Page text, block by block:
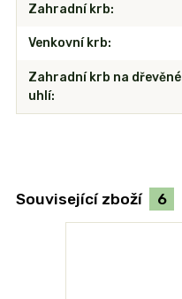
Zahradní krb
Venkovní krb
Zahradní krb na dřevěné
uhlí
Související zboží 6